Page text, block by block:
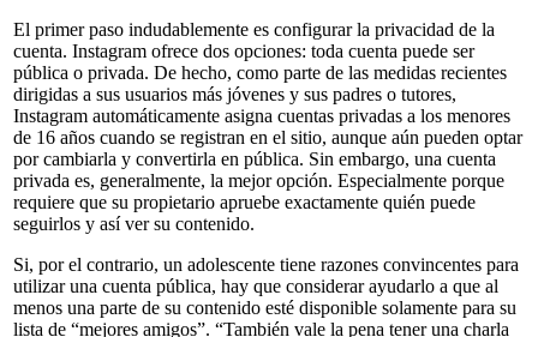
El primer paso indudablemente es configurar la privacidad de la
cuenta. Instagram ofrece dos opciones: toda cuenta puede ser
pública o privada. De hecho, como parte de las medidas recientes
dirigidas a sus usuarios más jóvenes y sus padres o tutores,
Instagram automáticamente asigna cuentas privadas a los menores
de 16 años cuando se registran en el sitio, aunque aún pueden optar
por cambiarla y convertirla en pública. Sin embargo, una cuenta
privada es, generalmente, la mejor opción. Especialmente porque
requiere que su propietario apruebe exactamente quién puede
seguirlos y así ver su contenido.
Si, por el contrario, un adolescente tiene razones convincentes para
utilizar una cuenta pública, hay que considerar ayudarlo a que al
menos una parte de su contenido esté disponible solamente para su
lista de “mejores amigos”. “También vale la pena tener una charla